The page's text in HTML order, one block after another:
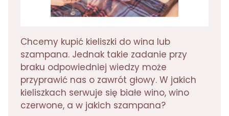
Chcemy kupić kieliszki do wina lub
szampana. Jednak takie zadanie przy
braku odpowiedniej wiedzy może
przyprawić nas o zawrót głowy. W jakich
kieliszkach serwuje się białe wino, wino
czerwone, a w jakich szampana?